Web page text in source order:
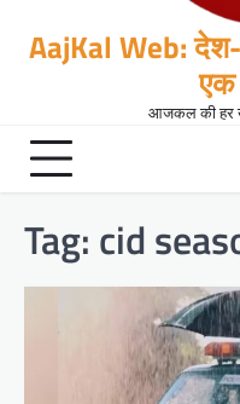
AajKal Web:
एक
आजकल की हर
Tag: cid